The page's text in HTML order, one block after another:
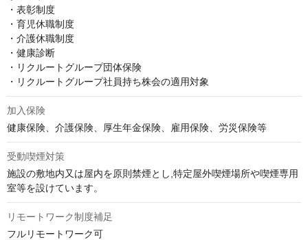
・表彰制度
・育児休職制度
・介護休職制度
・健康診断
・リクルートグループ団体保険
・リクルートグループ社員持ち株会の適用対象
加入保険
健康保険、介護保険、厚生年金保険、雇用保険、労災保険等
受動喫煙対策
施設の敷地内又は屋内を原則禁煙とし,特定屋外喫煙場所や喫煙専用
室等を設けています。
リモートワーク制度補足
フルリモートワーク可